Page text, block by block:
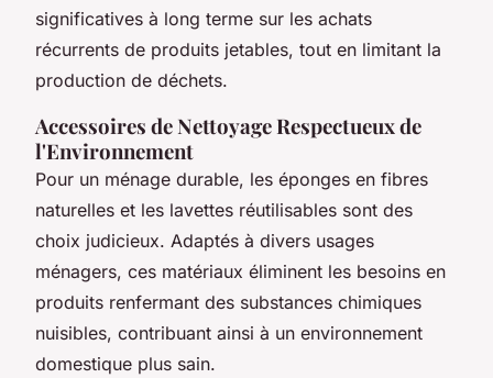
significatives à long terme sur les achats
récurrents de produits jetables, tout en limitant la
production de déchets.
Accessoires de Nettoyage Respectueux de
l'Environnement
Pour un ménage durable, les éponges en fibres
naturelles et les lavettes réutilisables sont des
choix judicieux. Adaptés à divers usages
ménagers, ces matériaux éliminent les besoins en
produits renfermant des substances chimiques
nuisibles, contribuant ainsi à un environnement
domestique plus sain.